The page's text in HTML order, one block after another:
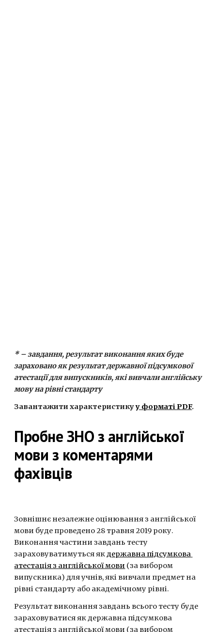
* – завдання, результат виконання яких буде
зараховано як результат державної підсумкової
атестації для випускників, які вивчали англійську
мову на рівні стандарту
Завантажити характеристику у форматі PDF.
Пробне ЗНО з англійської
мови з коментарями
фахівців
Зовнішнє незалежне оцінювання з англійської
мови буде проведено 28 травня 2019 року.
Виконання частини завдань тесту
зараховуватимуться як державна підсумкова
атестація з англійської мови (за вибором
випускника) для учнів, які вивчали предмет на
рівні стандарту або академічному рівні.
Результат виконання завдань всього тесту буде
зараховуватися як державна підсумкова
атестація з англійської мови (за вибором